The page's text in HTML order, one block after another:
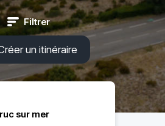
Filtrer
un itinéraire
sur mer